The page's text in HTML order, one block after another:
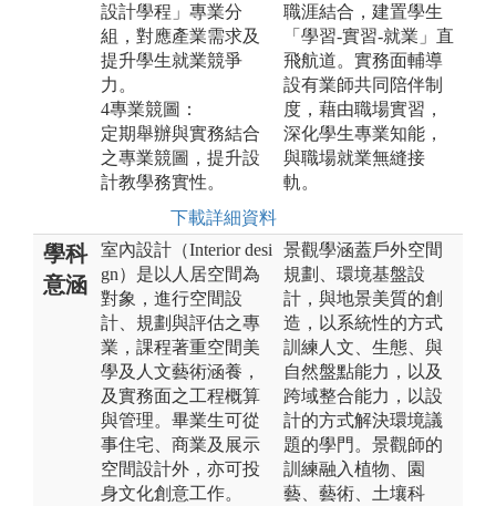
設計學程」專業分
組，對應產業需求及
提升學生就業競爭
力。
4專業競圖：
定期舉辦與實務結合
之專業競圖，提升設
計教學務實性。
下載詳細資料
職涯結合，建置學生
「學習-實習-就業」直
飛航道。實務面輔導
設有業師共同陪伴制
度，藉由職場實習，
深化學生專業知能，
與職場就業無縫接
軌。
學科
意涵
室內設計（Interior desi
gn）是以人居空間為
對象，進行空間設
計、規劃與評估之專
業，課程著重空間美
學及人文藝術涵養，
及實務面之工程概算
與管理。畢業生可從
事住宅、商業及展示
空間設計外，亦可投
身文化創意工作。
景觀學涵蓋戶外空間
規劃、環境基盤設
計，與地景美質的創
造，以系統性的方式
訓練人文、生態、與
自然盤點能力，以及
跨域整合能力，以設
計的方式解決環境議
題的學門。景觀師的
訓練融入植物、園
藝、藝術、土壤科